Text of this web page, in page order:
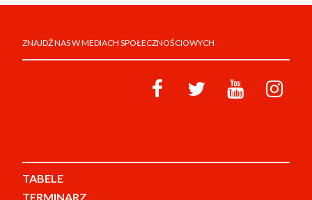
ZNAJDŹ NAS W MEDIACH SPOŁECZNOŚCIOWYCH
TABELE
TERMINARZ